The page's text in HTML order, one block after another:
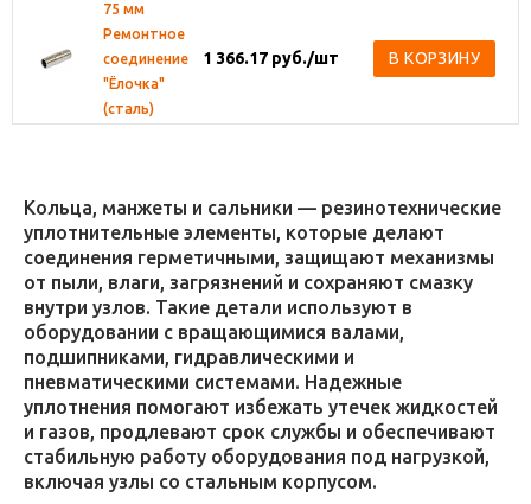
75 мм
Ремонтное
соединение
"Ёлочка"
(сталь)
1 366.17 руб./шт В КОРЗИНУ
Кольца, манжеты и сальники — резинотехнические
уплотнительные элементы, которые делают
соединения герметичными, защищают механизмы
от пыли, влаги, загрязнений и сохраняют смазку
внутри узлов. Такие детали используют в
оборудовании с вращающимися валами,
подшипниками, гидравлическими и
пневматическими системами. Надежные
уплотнения помогают избежать утечек жидкостей
и газов, продлевают срок службы и обеспечивают
стабильную работу оборудования под нагрузкой,
включая узлы со стальным корпусом.